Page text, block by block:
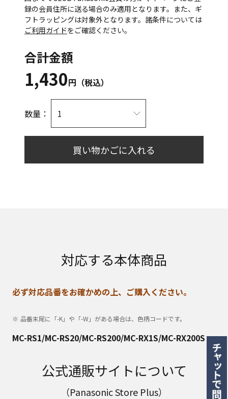
録の会員住所に送る場合のみ適用となります。また、ギ
フトラッピングは対象外となります。諸条件については
ご利用ガイドをご確認ください。
合計金額
1,430円（税込）
数量：
買い物かごに入れる
対応する本体商品
必ず対応品番をお確かめの上、ご購入ください。
品番末尾に「-K」や「-W」がある場合は、色柄コードです。
MC-RS1/MC-RS20/MC-RS200/MC-RX1S/MC-RX200S
公式通販サイトについて
（Panasonic Store Plus）